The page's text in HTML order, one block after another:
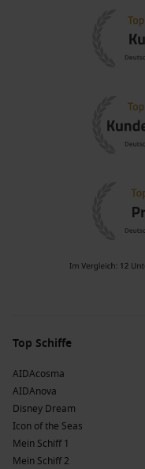
Top Schiffe
AIDAcosma
AIDAnova
Disney Dream
Icon of the Seas
Mein Schiff 1
Mein Schiff 2